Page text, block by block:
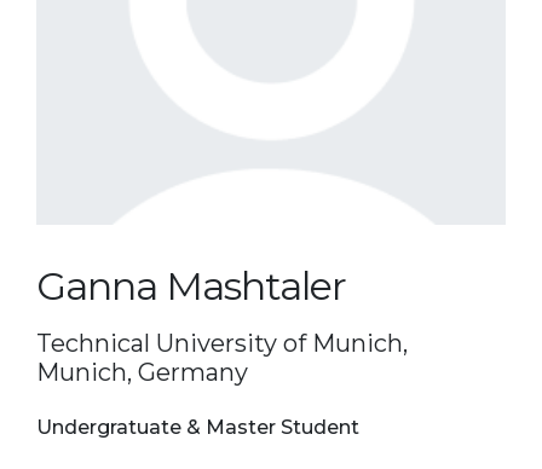
Ganna Mashtaler
Technical University of Munich,
Munich, Germany
Undergratuate & Master Student